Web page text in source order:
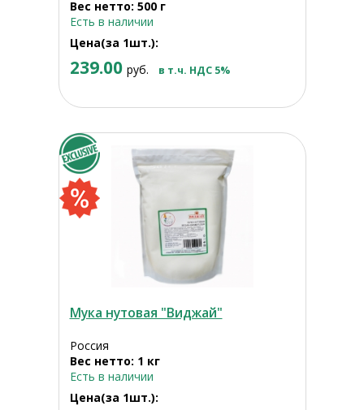
Вес нетто: 500 г
Есть в наличии
Цена(за 1шт.):
239.00 руб. в т.ч. НДС 5%
Мука нутовая "Виджай"
Россия
Вес нетто: 1 кг
Есть в наличии
Цена(за 1шт.):